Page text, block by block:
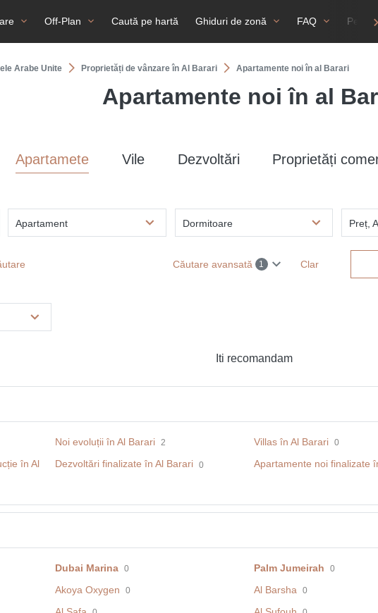
Off-Plan Caută pe hartă Ghiduri de zonă FAQ
Arabe Unite Proprietăți de vânzare în Al Barari Apartamente noi în al Barari
Apartamente noi în al
Apartamete Vile Dezvoltări Proprietăți
Apartament Dormitoare Preț,
Căutare avansată 1 Clar
Iti recomandam
Noi evoluții în Al Barari 2 Villas în Al Barari 0
în Al
Dezvoltări finalizate în Al Barari 0 Apartamente noi finalizate
Dubai Marina 0 Palm Jumeirah 0
Akoya Oxygen 0 Al Barsha 0